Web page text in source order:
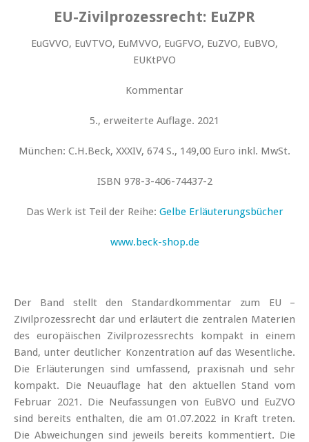
EU-Zivilprozessrecht: EuZPR
EuGVVO, EuVTVO, EuMVVO, EuGFVO, EuZVO, EuBVO,
EUKtPVO
Kommentar
5., erweiterte Auflage. 2021
München: C.H.Beck, XXXIV, 674 S., 149,00 Euro inkl. MwSt.
ISBN 978-3-406-74437-2
Das Werk ist Teil der Reihe: Gelbe Erläuterungsbücher
www.beck-shop.de
Der Band stellt den Standardkommentar zum EU –
Zivilprozessrecht dar und erläutert die zentralen Materien
des europäischen Zivilprozessrechts kompakt in einem
Band, unter deutlicher Konzentration auf das Wesentliche.
Die Erläuterungen sind umfassend, praxisnah und sehr
kompakt. Die Neuauflage hat den aktuellen Stand vom
Februar 2021. Die Neufassungen von EuBVO und EuZVO
sind bereits enthalten, die am 01.07.2022 in Kraft treten.
Die Abweichungen sind jeweils bereits kommentiert. Die